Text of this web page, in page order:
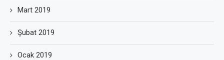
Mart 2019
Şubat 2019
Ocak 2019